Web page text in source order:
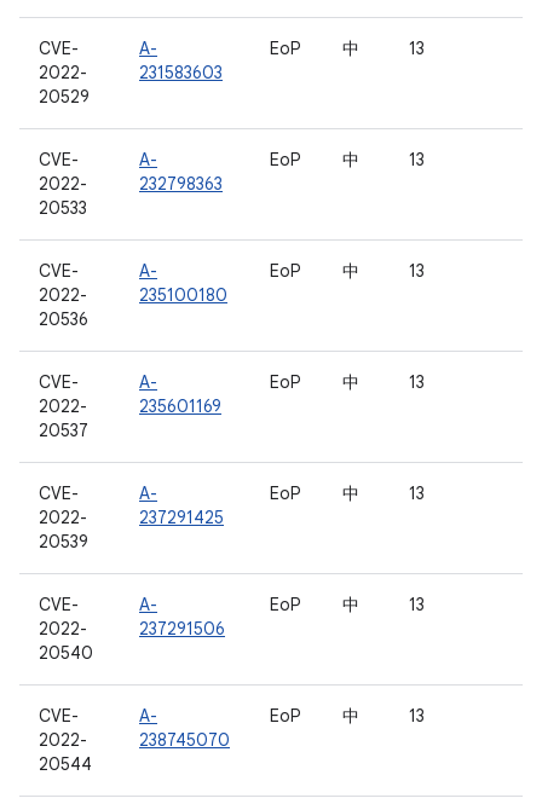
CVE-
2022-
20529
A-
231583603
EoP 中 13
CVE-
2022-
20533
A-
232798363
EoP 中 13
CVE-
2022-
20536
A-
235100180
EoP 中 13
CVE-
2022-
20537
A-
235601169
EoP 中 13
CVE-
2022-
20539
A-
237291425
EoP 中 13
CVE-
2022-
20540
A-
237291506
EoP 中 13
CVE-
2022-
20544
A-
238745070
EoP 中 13